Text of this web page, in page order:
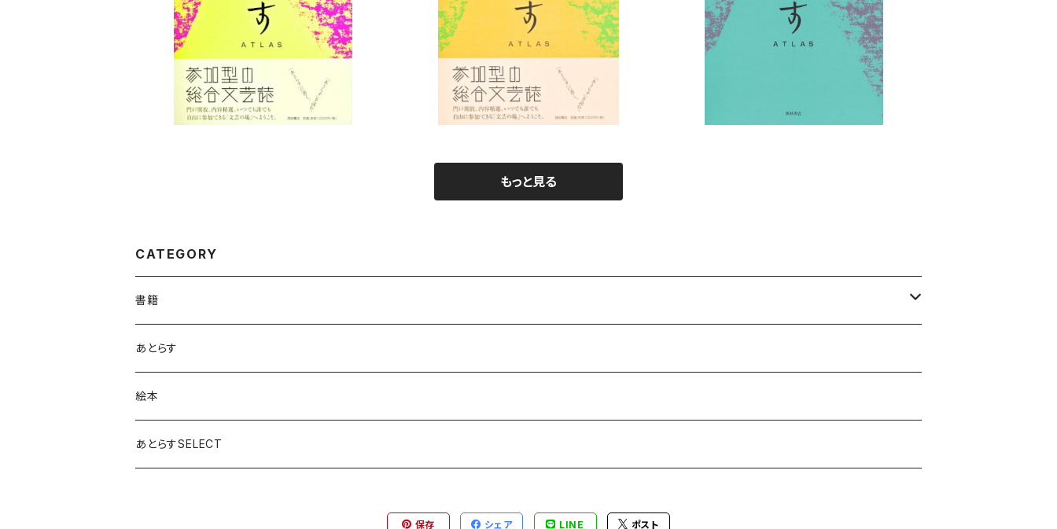
¥1,100
¥1,100
¥1,100
もっと見る
CATEGORY
書籍
新刊
既刊
評論
あとらす
絵本
あとらすSELECT
保存 シェア LINE ポスト